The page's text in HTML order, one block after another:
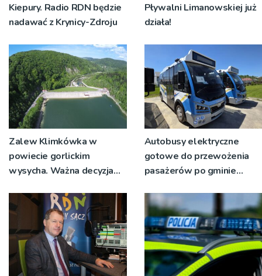
Kiepury. Radio RDN będzie
nadawać z Krynicy-Zdroju
Pływalni Limanowskiej już
działa!
Zalew Klimkówka w
powiecie gorlickim
wysycha. Ważna decyzja
Autobusy elektryczne
gotowe do przewożenia
pasażerów po gminie